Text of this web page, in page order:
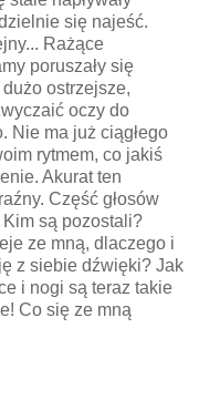
się najeść.
Rażące
poruszały się
ostrzejsze,
oczy do
Nie ma już ciągłego
rytmem, co jakiś
Akurat ten
Część głosów
Kim są pozostali?
ze mną, dlaczego i
z siebie dźwięki? Jak
i nogi są teraz takie
Co się ze mną